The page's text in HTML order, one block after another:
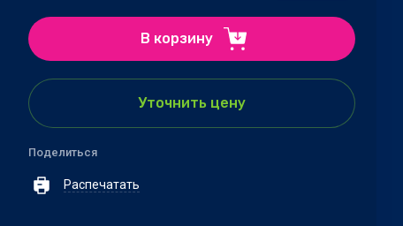
В корзину
Уточнить цену
Поделиться
Распечатать